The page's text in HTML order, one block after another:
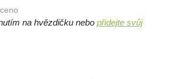
na hvězdičku nebopřidejte svůj